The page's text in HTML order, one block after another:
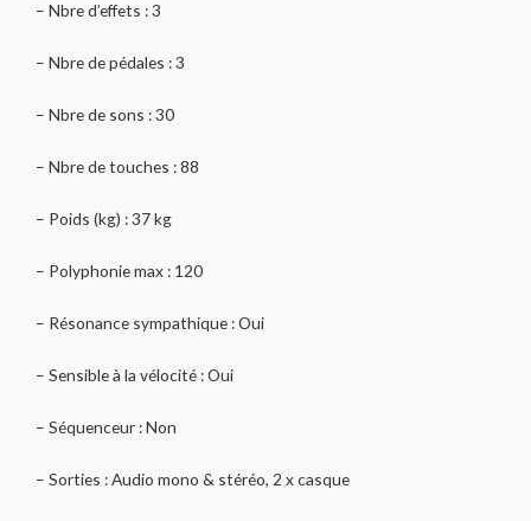
– Nbre d’effets : 3
– Nbre de pédales : 3
– Nbre de sons : 30
– Nbre de touches : 88
– Poids (kg) : 37 kg
– Polyphonie max : 120
– Résonance sympathique : Oui
– Sensible à la vélocité : Oui
– Séquenceur : Non
– Sorties : Audio mono & stéréo, 2 x casque